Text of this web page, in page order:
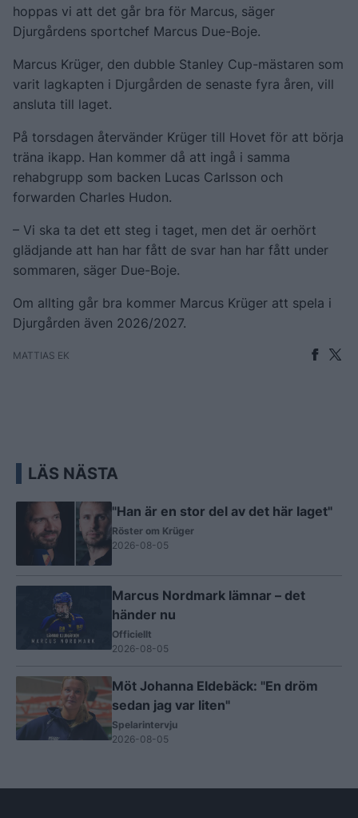
hoppas vi att det går bra för Marcus, säger
Djurgårdens sportchef Marcus Due-Boje.
Marcus Krüger, den dubble Stanley Cup-mästaren som
varit lagkapten i Djurgården de senaste fyra åren, vill
ansluta till laget.
På torsdagen återvänder Krüger till Hovet för att börja
träna ikapp. Han kommer då att ingå i samma
rehabgrupp som backen Lucas Carlsson och
forwarden Charles Hudon.
– Vi ska ta det ett steg i taget, men det är oerhört
glädjande att han har fått de svar han har fått under
sommaren, säger Due-Boje.
Om allting går bra kommer Marcus Krüger att spela i
Djurgården även 2026/2027.
MATTIAS EK
LÄS NÄSTA
"Han är en stor del av det här laget"
Röster om Krüger
2026-08-05
Marcus Nordmark lämnar – det
händer nu
Officiellt
2026-08-05
Möt Johanna Eldebäck: "En dröm
sedan jag var liten"
Spelarintervju
2026-08-05